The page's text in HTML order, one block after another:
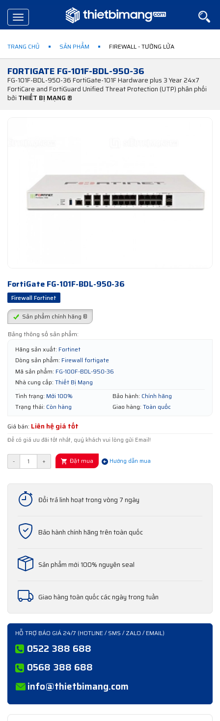
Toggle
navigation
TRANG CHỦ SẢN PHẨM FIREWALL - TƯỜNG LỬA
FORTIGATE FG-101F-BDL-950-36
FG-101F-BDL-950-36 FortiGate-101F Hardware plus 3 Year 24x7
FortiCare and FortiGuard Unified Threat Protection (UTP) phân phối
bởi THIẾT BỊ MẠNG ®
FortiGate FG-101F-BDL-950-36
Firewall Fortinet
Sản phẩm chính hãng ®
Bảng thông số sản phẩm:
Hãng sản xuất: Fortinet
Dòng sản phẩm: Firewall fortigate
Mã sản phẩm: FG-100F-BDL-950-36
Nhà cung cấp: Thiết Bị Mạng
Tình trạng: Mới 100% Bảo hành: Chính hãng
Trạng thái: Còn hàng Giao hàng: Toàn quốc
Giá bán: Liên hệ giá tốt
Để có giá ưu đãi tốt nhất, quý khách vui lòng gửi Email!
- + Đặt mua Hướng dẫn mua
Đổi trả linh hoạt trong vòng 7 ngày
Bảo hành chính hãng trên toàn quốc
Sản phẩm mới 100% nguyên seal
Giao hàng toàn quốc các ngày trong tuần
HỖ TRỢ BÁO GIÁ 24/7 (HOTLINE / SMS / ZALO / EMAIL)
0522 388 688
0568 388 688
info@thietbimang.com